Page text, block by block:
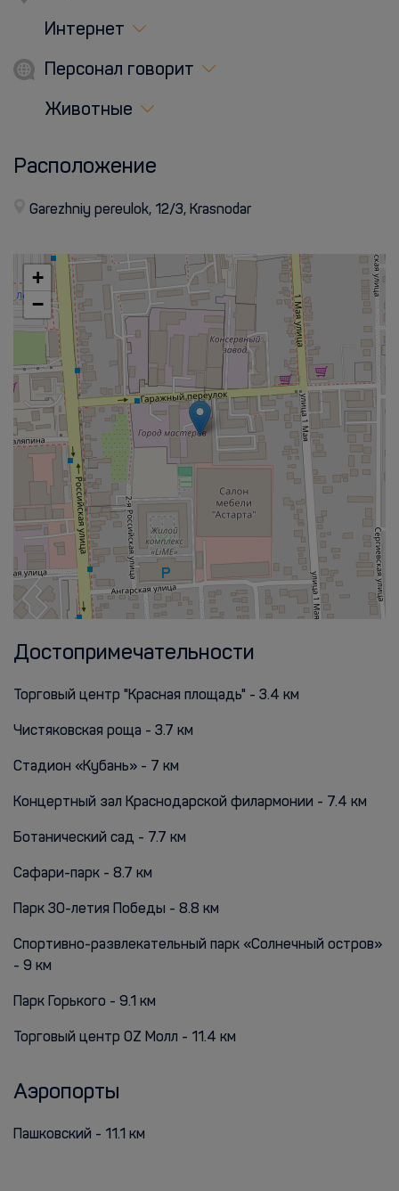
Интернет
Персонал говорит
Животные
Расположение
Garezhniy pereulok, 12/3, Krasnodar
+
−
Достопримечательности
Торговый центр "Красная площадь" - 3.4 км
Чистяковская роща - 3.7 км
Стадион «Кубань» - 7 км
Концертный зал Краснодарской филармонии - 7.4 км
Ботанический сад - 7.7 км
Сафари-парк - 8.7 км
Парк 30-летия Победы - 8.8 км
Спортивно-развлекательный парк «Солнечный остров»
- 9 км
Парк Горького - 9.1 км
Торговый центр OZ Молл - 11.4 км
Аэропорты
Пашковский - 11.1 км